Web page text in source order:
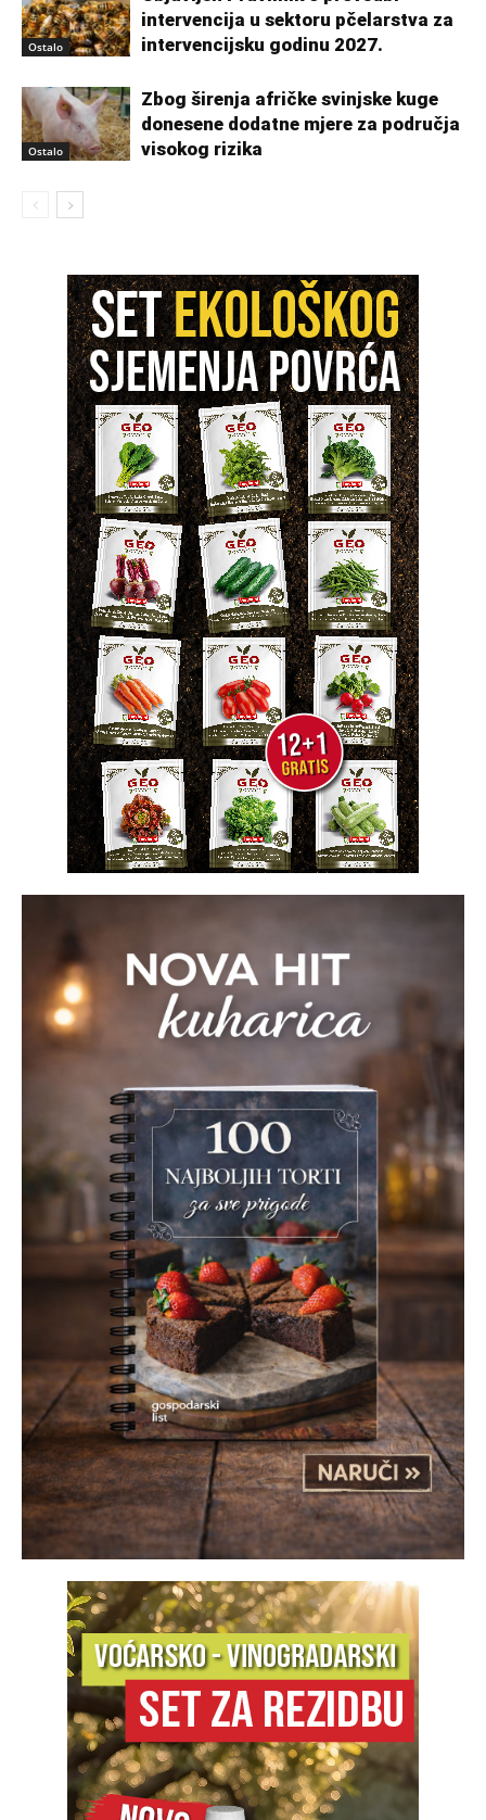
Ostalo
intervencija u sektoru pčelarstva za
intervencijsku godinu 2027.
Ostalo
Zbog širenja afričke svinjske kuge
donesene dodatne mjere za područja
visokog rizika